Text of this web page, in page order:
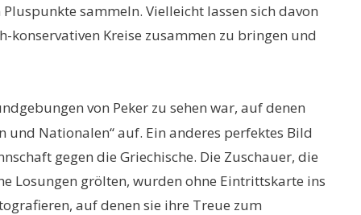
sammeln. Vielleicht lassen sich davon
Kreise zusammen zu bringen und
von Peker zu sehen war, auf denen
Nationalen“ auf. Ein anderes perfektes Bild
gegen die Griechische. Die Zuschauer, die
Losungen grölten, wurden ohne Eintrittskarte ins
auf denen sie ihre Treue zum